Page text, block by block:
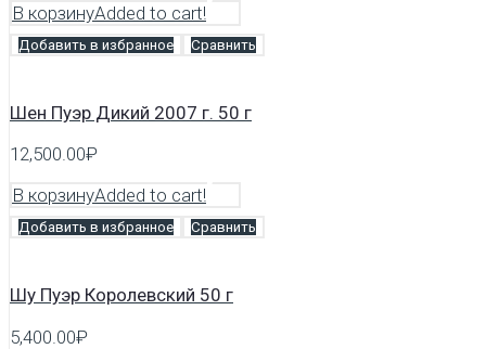
В корзинуAdded to cart!
Добавить в избранное Сравнить
Шен Пуэр Дикий 2007 г. 50 г
12,500.00₽
В корзинуAdded to cart!
Добавить в избранное Сравнить
Шу Пуэр Королевский 50 г
5,400.00₽